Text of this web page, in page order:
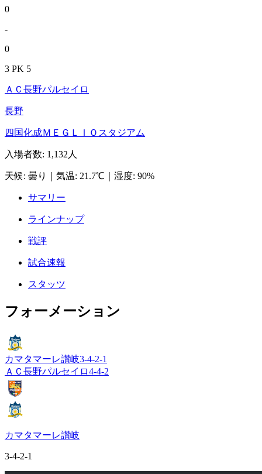
0
-
0
3 PK 5
ＡＣ長野パルセイロ
長野
四国化成ＭＥＧＬＩＯスタジアム
入場者数: 1,132人
天候: 曇り 気温: 21.7℃ 湿度: 90%
サマリー
ラインナップ
戦評
試合速報
スタッツ
フォーメーション
カマタマーレ讃岐3-4-2-1
ＡＣ長野パルセイロ4-4-2
カマタマーレ讃岐
3-4-2-1